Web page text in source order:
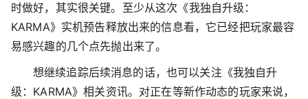
时做好，其实很关键。至少从这次《我独自升级：
KARMA》实机预告释放出来的信息看，它已经把玩家最容
易感兴趣的几个点先抛出来了。
想继续追踪后续消息的话，也可以关注《我独自升
级：KARMA》相关资讯。对正在等新作动态的玩家来说，